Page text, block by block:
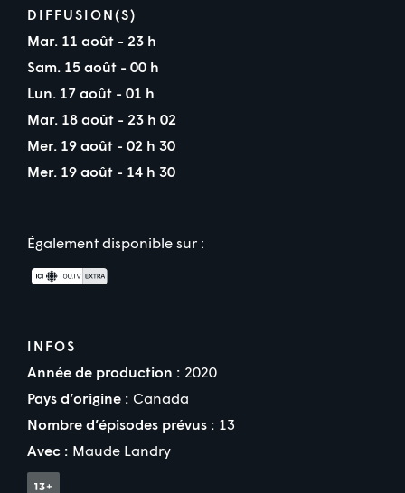
DIFFUSION(S)
Mar. 11 août - 23 h
Sam. 15 août - 00 h
Lun. 17 août - 01 h
Mar. 18 août - 23 h 02
Mer. 19 août - 02 h 30
Mer. 19 août - 14 h 30
Également disponible sur :
INFOS
Année de production : 2020
Pays d’origine : Canada
Nombre d’épisodes prévus : 13
Avec : Maude Landry